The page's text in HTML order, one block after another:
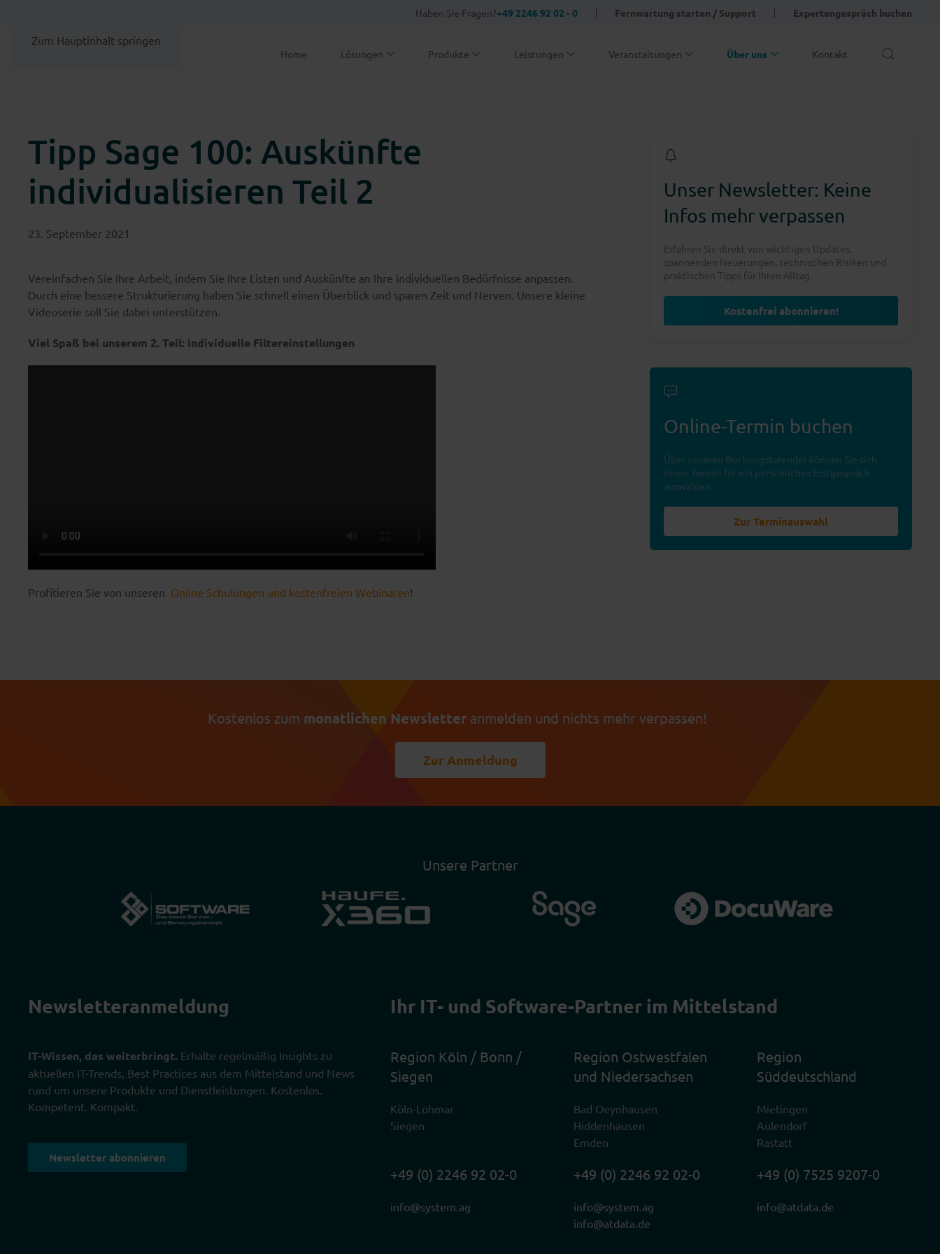
Zum Hauptinhalt springen
Haben Sie Fragen?+49 2246 92 02 - 0 Fernwartung starten / Support Expertengespräch buchen
Home Lösungen Produkte Leistungen Veranstaltungen Über uns Kontakt
Tipp Sage 100: Auskünfte
individualisieren Teil 2
23. September 2021
Vereinfachen Sie Ihre Arbeit, indem Sie Ihre Listen und Auskünfte an Ihre individuellen Bedürfnisse anpassen.
Durch eine bessere Strukturierung haben Sie schnell einen Überblick und sparen Zeit und Nerven. Unsere kleine
Videoserie soll Sie dabei unterstützen.
Viel Spaß bei unserem 2. Teil: individuelle Filtereinstellungen
Profitieren Sie von unseren Online Schulungen und kostenfreien Webinaren!
Unser Newsletter: Keine
Infos mehr verpassen
Erfahren Sie direkt von wichtigen Updates,
spannenden Neuerungen, technischen Risiken und
praktischen Tipps für Ihren Alltag.
Kostenfrei abonnieren!
Online-Termin buchen
Über unseren Buchungskalender können Sie sich
einen Termin für ein persönliches Erstgespräch
auswählen.
Zur Terminauswahl
Kostenlos zum monatlichen Newsletter anmelden und nichts mehr verpassen!
Zur Anmeldung
Unsere Partner
Newsletter­anmeldung
IT-Wissen, das weiterbringt. Erhalte regelmäßig Insights zu
aktuellen IT-Trends, Best Practices aus dem Mittelstand und News
rund um unsere Produkte und Dienstleistungen. Kostenlos.
Kompetent. Kompakt.
Newsletter abonnieren
Ihr IT- und Software-Partner im Mittelstand
Region Köln / Bonn /
Siegen
Köln-Lohmar
Siegen
+49 (0) 2246 92 02-0
info@system.ag
Region Ostwestfalen
und Niedersachsen
Bad Oeynhausen
Hiddenhausen
Emden
+49 (0) 2246 92 02-0
info@system.ag
info@atdata.de
Region
Süddeutschland
Mietingen
Aulendorf
Rastatt
+49 (0) 7525 9207-0
info@atdata.de